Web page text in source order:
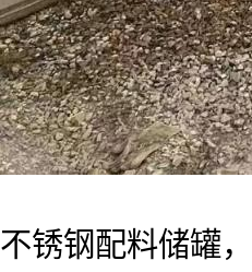
不锈钢配料储罐